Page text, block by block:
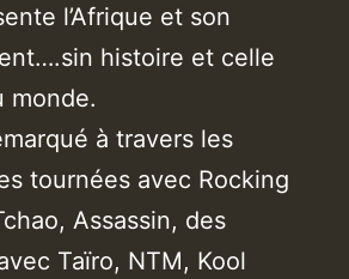
l’Afrique et son
histoire et celle
monde.
à travers les
tournées avec Rocking
Assassin, des
Taïro, NTM, Kool